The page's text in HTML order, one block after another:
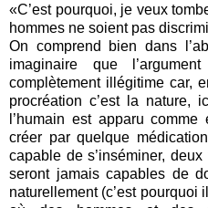
«C’est pourquoi, je veux
hommes ne soient pas
On comprend bien dans
imaginaire que
complètement illégitime car,
procréation c’est la nature,
l’humain est apparu
créer par quelque
capable de s’inséminer,
seront jamais capables de
naturellement (c’est